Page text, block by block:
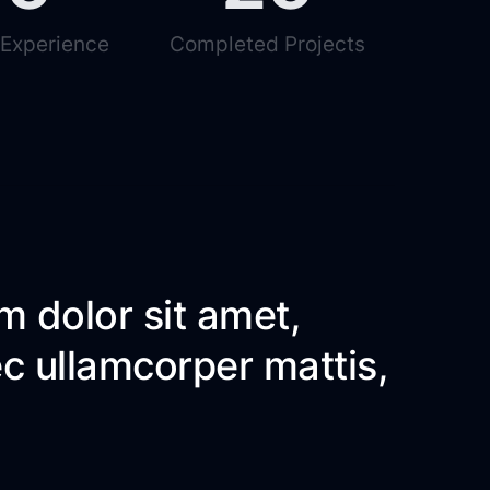
Completed Projects
dolor sit amet,
ullamcorper mattis,